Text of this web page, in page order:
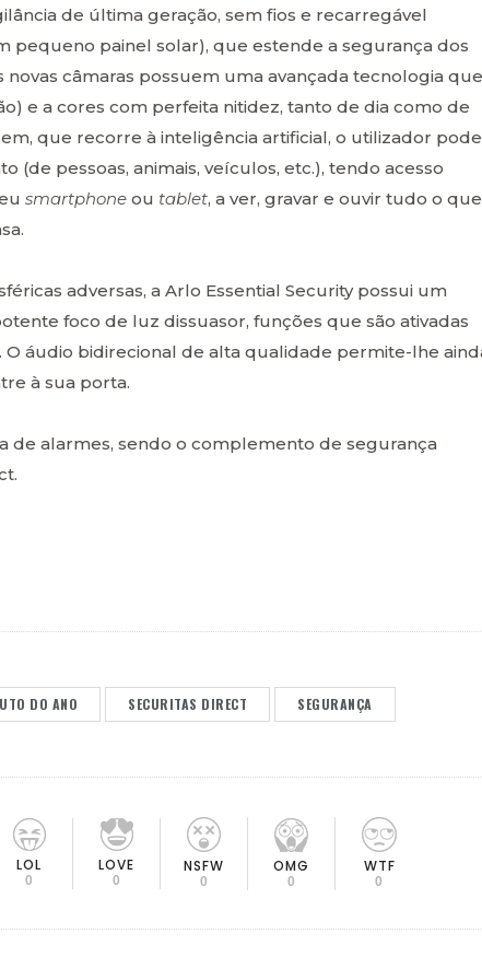
de última geração, sem fios e recarregável
pequeno painel solar), que estende a segurança dos
câmaras possuem uma avançada tecnologia que
e a cores com perfeita nitidez, tanto de dia como de
que recorre à inteligência artificial, o utilizador pode
(de pessoas, animais, veículos, etc.), tendo acesso
smartphone ou tablet, a ver, gravar e ouvir tudo o que
adversas, a Arlo Essential Security possui um
foco de luz dissuasor, funções que são ativadas
áudio bidirecional de alta qualidade permite-lhe
à sua porta.
de alarmes, sendo o complemento de segurança
DO ANO SECURITAS DIRECT SEGURANÇA
LOL
0
LOVE
0
NSFW
0
OMG
0
WTF
0